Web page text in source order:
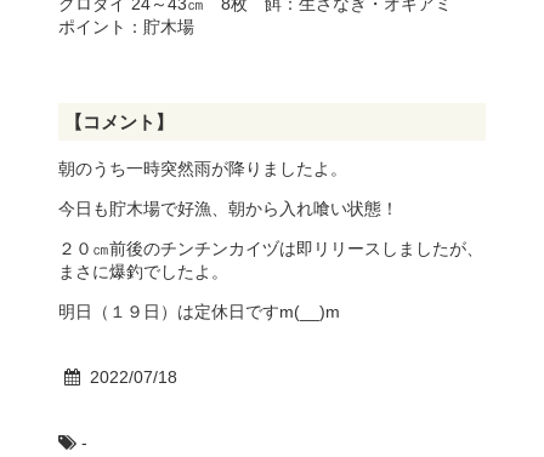
ポイント：貯木場
【コメント】
朝のうち一時突然雨が降りましたよ。
今日も貯木場で好漁、朝から入れ喰い状態！
２０㎝前後のチンチンカイヅは即リリースしましたが、
まさに爆釣でしたよ。
明日（１９日）は定休日ですm(__)m
2022/07/18
-